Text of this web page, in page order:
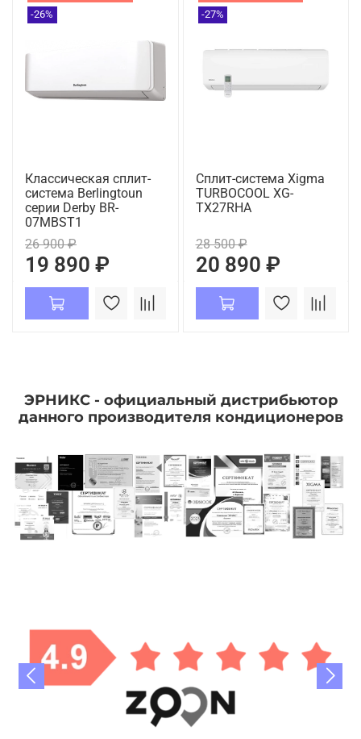
-26%
Классическая сплит-
система Berlingtoun
серии Derby BR-
07MBST1
26 900 ₽
19 890 ₽
-27%
Сплит-система Xigma
TURBOCOOL XG-
TX27RHA
28 500 ₽
20 890 ₽
ЭРНИКС - официальный дистрибьютор
данного производителя кондиционеров